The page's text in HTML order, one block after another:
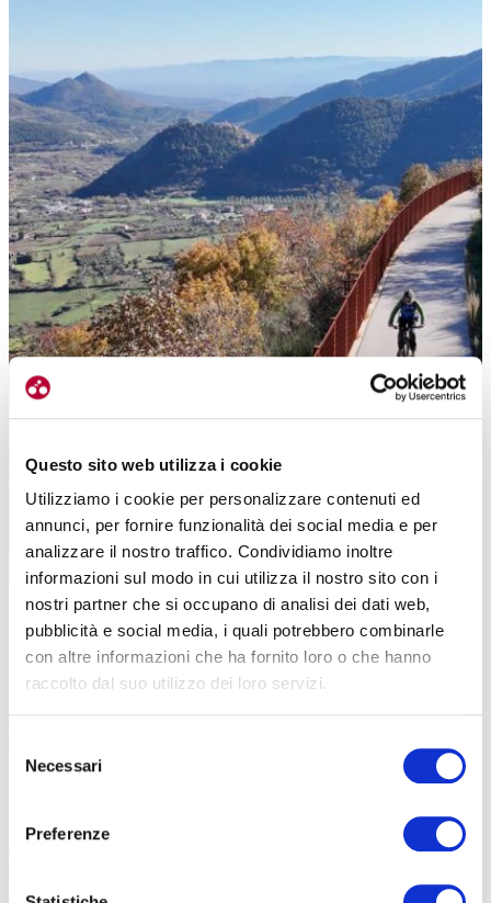
Questo sito web utilizza i cookie
Utilizziamo i cookie per personalizzare contenuti ed
annunci, per fornire funzionalità dei social media e per
analizzare il nostro traffico. Condividiamo inoltre
informazioni sul modo in cui utilizza il nostro sito con i
nostri partner che si occupano di analisi dei dati web,
pubblicità e social media, i quali potrebbero combinarle
con altre informazioni che ha fornito loro o che hanno
raccolto dal suo utilizzo dei loro servizi.
delNecessari
Preferenze
Un tratto della Ciclovia del Pollino, ricavata dalla vecchia ferrovia Calabro-
Lucana che va da Lagonegro a Castrovillari
E PER DORMIRE? OSPITALITÀ DIFFUSA
La rete sarà presto disponibile con tracce scaricabili dal sito
catasta.org, schede tecniche e una piattaforma informativa
Parallelamente verranno sviluppati pacchetti turistici e
servizi di accompagnamento, per rispondere sia al cicloturista
di esplorazione.
L’accoglienza, come sempre in Appennino, sarà
diffusa: piccoli B&B, agriturismi, alberghi di borgo come quelli a